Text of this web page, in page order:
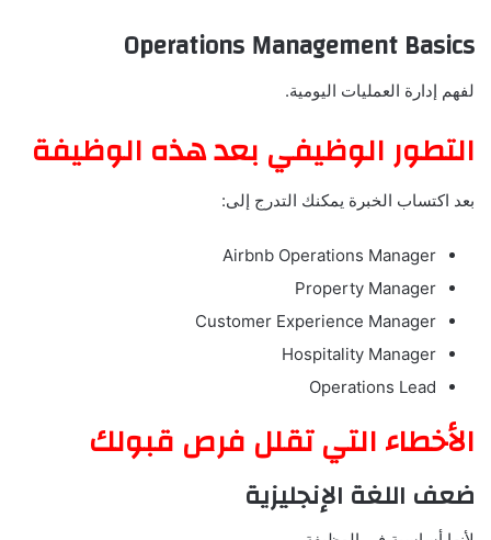
Operations Management Basics
لفهم إدارة العمليات اليومية.
التطور الوظيفي بعد هذه الوظيفة
بعد اكتساب الخبرة يمكنك التدرج إلى:
Airbnb Operations Manager
Property Manager
Customer Experience Manager
Hospitality Manager
Operations Lead
الأخطاء التي تقلل فرص قبولك
ضعف اللغة الإنجليزية